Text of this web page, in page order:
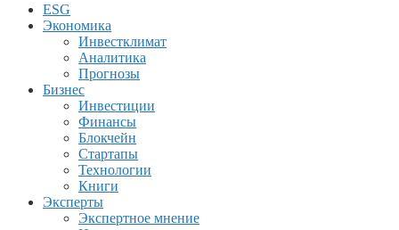
ESG
Экономика
Инвестклимат
Аналитика
Прогнозы
Бизнес
Инвестиции
Финансы
Блокчейн
Стартапы
Технологии
Книги
Эксперты
Экспертное мнение